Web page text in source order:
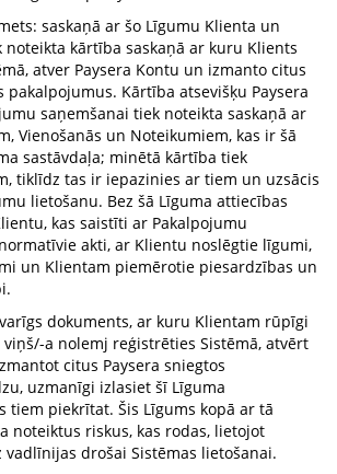
saskaņā ar šo Līgumu Klienta un
noteikta kārtība saskaņā ar kuru Klients
atver Paysera Kontu un izmanto citus
pakalpojumus. Kārtība atsevišķu Paysera
saņemšanai tiek noteikta saskaņā ar
Vienošanās un Noteikumiem, kas ir šā
sastāvdaļa; minētā kārtība tiek
tiklīdz tas ir iepazinies ar tiem un uzsācis
lietošanu. Bez šā Līguma attiecības
kas saistīti ar Pakalpojumu
akti, ar Klientu noslēgtie līgumi,
un Klientam piemērotie piesardzības un
dokuments, ar kuru Klientam rūpīgi
a nolemj reģistrēties Sistēmā, atvērt
citus Paysera sniegtos
uzmanīgi izlasiet šī Līguma
tiem piekrītat. Šis Līgums kopā ar tā
noteiktus riskus, kas rodas, lietojot
vadlīnijas drošai Sistēmas lietošanai.